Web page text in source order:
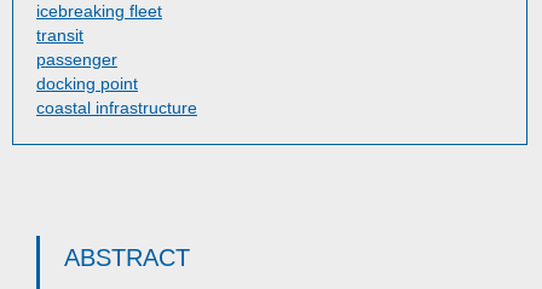
icebreaking fleet
transit
passenger
docking point
coastal infrastructure
ABSTRACT